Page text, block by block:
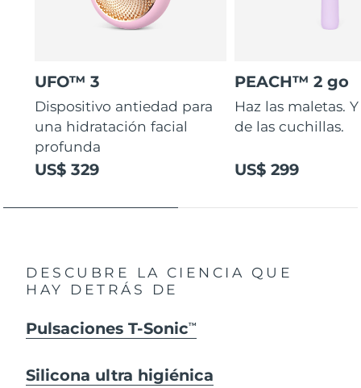
UFO™ 3
Dispositivo antiedad para
una hidratación facial
profunda
US$ 329
PEACH™ 2 go
Haz las maletas.
de las cuchillas.
US$ 299
DESCUBRE LA CIENCIA QUE
HAY DETRÁS DE
Pulsaciones T-SonicTM
Silicona ultra higiénica